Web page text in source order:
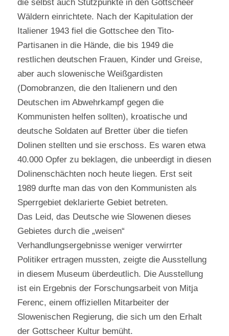
die selbst auch Stützpunkte in den Gottscheer
Wäldern einrichtete. Nach der Kapitulation der
Italiener 1943 fiel die Gottschee den Tito-
Partisanen in die Hände, die bis 1949 die
restlichen deutschen Frauen, Kinder und Greise,
aber auch slowenische Weißgardisten
(Domobranzen, die den Italienern und den
Deutschen im Abwehrkampf gegen die
Kommunisten helfen sollten), kroatische und
deutsche Soldaten auf Bretter über die tiefen
Dolinen stellten und sie erschoss. Es waren etwa
40.000 Opfer zu beklagen, die unbeerdigt in diesen
Dolinenschächten noch heute liegen. Erst seit
1989 durfte man das von den Kommunisten als
Sperrgebiet deklarierte Gebiet betreten.
Das Leid, das Deutsche wie Slowenen dieses
Gebietes durch die „weisen“
Verhandlungsergebnisse weniger verwirrter
Politiker ertragen mussten, zeigte die Ausstellung
in diesem Museum überdeutlich. Die Ausstellung
ist ein Ergebnis der Forschungsarbeit von Mitja
Ferenc, einem offiziellen Mitarbeiter der
Slowenischen Regierung, die sich um den Erhalt
der Gottscheer Kultur bemüht.